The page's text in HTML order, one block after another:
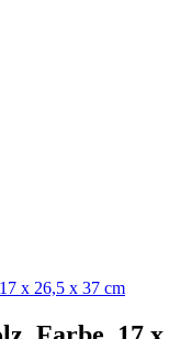
x 26,5 x 37 cm